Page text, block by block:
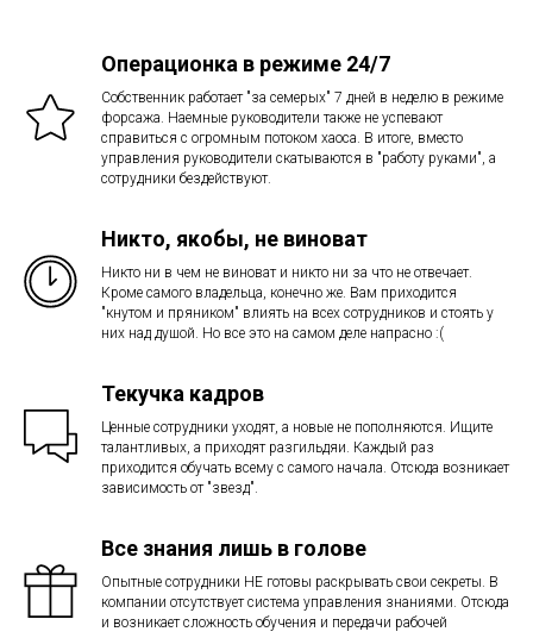
Операционка в режиме 24/7
Собственник работает "за семерых" 7 дней в неделю в режиме
форсажа. Наемные руководители также не успевают
справиться с огромным потоком хаоса. В итоге, вместо
управления руководители скатываются в "работу руками", а
сотрудники бездействуют.
Никто, якобы, не виноват
Никто ни в чем не виноват и никто ни за что не отвечает.
Кроме самого владельца, конечно же. Вам приходится
"кнутом и пряником" влиять на всех сотрудников и стоять у
них над душой. Но все это на самом деле напрасно :(
Текучка кадров
Ценные сотрудники уходят, а новые не пополняются. Ищите
талантливых, а приходят разгильдяи. Каждый раз
приходится обучать всему с самого начала. Отсюда возникает
зависимость от "звезд".
Все знания лишь в голове
Опытные сотрудники НЕ готовы раскрывать свои секреты. В
компании отсутствует система управления знаниями. Отсюда
и возникает сложность обучения и передачи рабочей